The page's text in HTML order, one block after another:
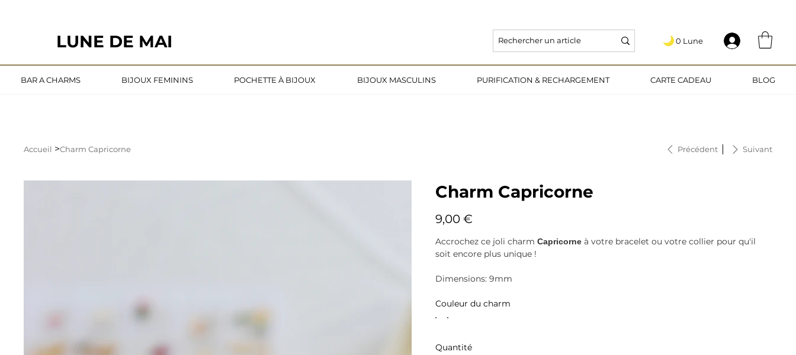
LUNE DE MAI .
0 Lune
BAR A CHARMS BIJOUX FEMININS POCHETTE À BIJOUX BIJOUX MASCULINS PURIFICATION & RECHARGEMENT CARTE CADEAU BLOG
Accueil >Charm Capricorne Précédent Suivant
Charm Capricorne
Prix
9,00 €
Accrochez ce joli charmCapricorne à votre bracelet ou votre collier pour qu'il
soit encore plus unique !
Dimensions: 9mm
Couleur du charm
Quantité